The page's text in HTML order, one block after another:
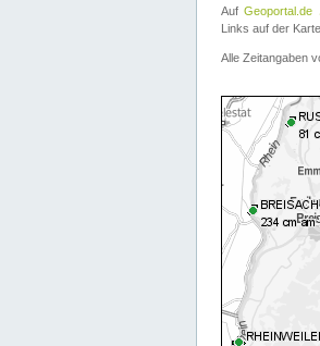
Auf Geoportal.de
Links auf der
Alle Zeitangaben